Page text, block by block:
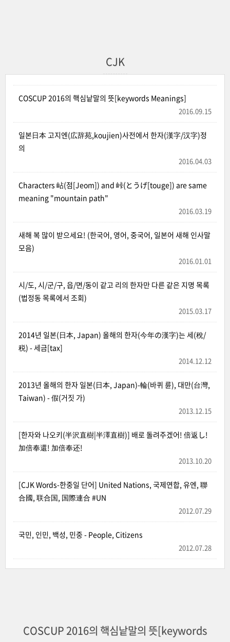
CJK
COSCUP 2016의 핵심낱말의 뜻[keywords Meanings]
2016.09.15
일본日本 고지엔(広辞苑,koujien)사전에서 한자(漢字/汉字)정
의
2016.04.03
Characters 岾(점[Jeom]) and 峠(とうげ[touge]) are same
meaning "mountain path"
2016.03.19
새해 복 많이 받으세요! (한국어, 영어, 중국어, 일본어 새해 인사말
모음)
2016.01.01
시/도, 시/군/구, 읍/면/동이 같고 리의 한자만 다른 같은 지명 목록
(법정동 목록에서 조회)
2015.03.17
2014년 일본(日本, Japan) 올해의 한자(今年の漢字)는 세(稅/
税) - 세금[tax]
2014.12.12
2013년 올해의 한자 일본(日本, Japan)-輪(바퀴 륜), 대만(台灣,
Taiwan) - 假(거짓 가)
2013.12.15
[한자와 나오키(半沢直樹|半澤直樹)] 배로 돌려주겠어! 倍返し!
加倍奉還! 加倍奉还!
2013.10.20
[CJK Words-한중일 단어] United Nations, 국제연합, 유엔, 聯
合國, 联合国, 国際連合 #UN
2012.07.29
국민, 인민, 백성, 민중 - People, Citizens
2012.07.28
COSCUP 2016의 핵심낱말의 뜻[keywords